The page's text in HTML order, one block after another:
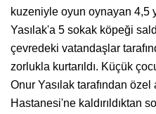
kuzeniyle oyun oynayan 4,5
Yasılak'a 5 sokak köpeği
çevredeki vatandaşlar
zorlukla kurtarıldı. Küçük
Onur Yasılak tarafından
Hastanesi'ne kaldırıldıktan